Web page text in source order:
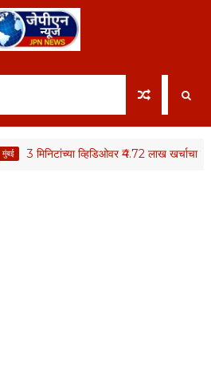
3 मिनिटांच्या व्हिडिओवर ₹4.72 लाख खर्चाचा वाद;